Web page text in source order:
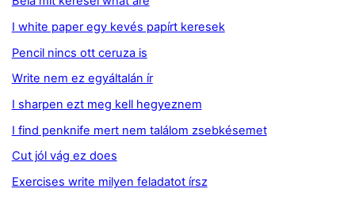
I white paper egy kevés papírt keresek
Pencil nincs ott ceruza is
Write nem ez egyáltalán ír
I sharpen ezt meg kell hegyeznem
I find penknife mert nem találom zsebkésemet
Cut jól vág ez does
Exercises write milyen feladatot írsz